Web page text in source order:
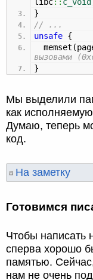
}
// ...
unsafe {
memset (
вызовами
}
Мы выделили
как
Думаю, теперь
код.
На заметку
Готовимся
Чтобы написать
сперва хорошо
памятью.
нам не очень